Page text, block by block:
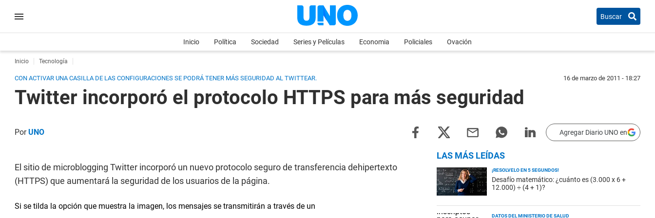
Buscar
Inicio Política Sociedad Series y Películas Economia Policiales Ovación
Inicio Tecnología
CON ACTIVAR UNA CASILLA DE LAS CONFIGURACIONES SE PODRÁ TENER MÁS SEGURIDAD AL TWITTEAR. 16 de marzo de 2011 - 18:27
Twitter incorporó el protocolo HTTPS para más seguridad
PorUNO Agregar Diario UNO en
El sitio de microblogging Twitter incorporó un nuevo protocolo seguro de transferencia dehipertexto
(HTTPS) que aumentará la seguridad de los usuarios de la página.
Si se tilda la opción que muestra la imagen, los mensajes se transmitirán a través de un
LAS MÁS LEÍDAS
¡RESOLVELO EN 5 SEGUNDOS!
Desafío matemático: ¿cuánto es (3.000 x 6 +
12.000) ÷ (4 + 1)?
DATOS DEL MINISTERIO DE SALUD